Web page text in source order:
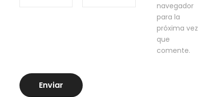
navegador
para la
próxima vez
que
comente.